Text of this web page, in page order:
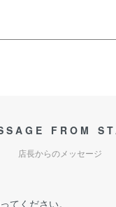
FROM
店長からのメッセージ
てください。